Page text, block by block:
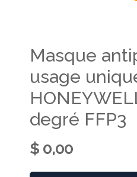
Masque
usage
degré FFP3
$ 0,00